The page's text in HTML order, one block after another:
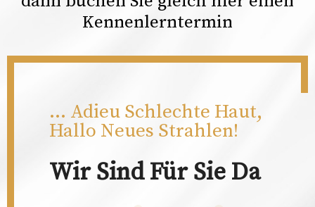
Kennenlerntermin
... Adieu Schlechte Haut,
Hallo Neues Strahlen!
Wir Sind Für Sie Da